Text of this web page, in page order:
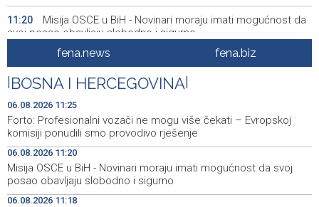
11:20
Misija OSCE u BiH - Novinari moraju imati mogućnost da
svoj posao obavljaju slobodno i sigurno
U BiH nema slučajeva ciklosporijaze, epidemija i dalje
traje u SAD-u
11:14
Ulysses obilježava završetak "Kralja Leara" nakon 26
sezona
Sjeverna Koreja ispalila neidentifikovani projektil prema
moru
11:00
Sunčano i vruće narednih dana, u popodnevnim
satima izgledni lokalni pljuskovi
fena.news fena.biz
BOSNA I HERCEGOVINA
06.08.2026 11:25
Forto: Profesionalni vozači ne mogu više čekati – Evropskoj
komisiji ponudili smo provodivo rješenje
06.08.2026 11:20
Misija OSCE u BiH - Novinari moraju imati mogućnost da svoj
posao obavljaju slobodno i sigurno
06.08.2026 11:18